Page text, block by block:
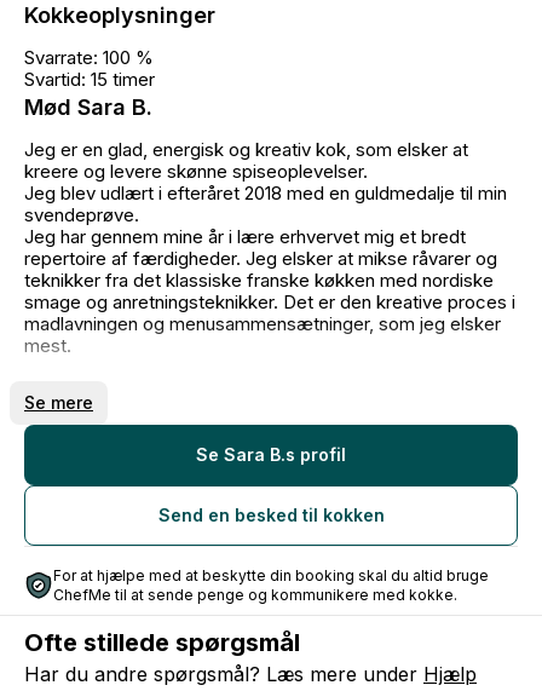
Kokkeoplysninger
Svarrate: 100 %
Svartid: 15 timer
Mød Sara B.
Jeg er en glad, energisk og kreativ kok, som elsker at
kreere og levere skønne spiseoplevelser.
Jeg blev udlært i efteråret 2018 med en guldmedalje til min
svendeprøve.
Jeg har gennem mine år i lære erhvervet mig et bredt
repertoire af færdigheder. Jeg elsker at mikse råvarer og
teknikker fra det klassiske franske køkken med nordiske
smage og anretningsteknikker. Det er den kreative proces i
madlavningen og menusammensætninger, som jeg elsker
mest.
kager også en helt særlig plads i mit hjerte. Jeg har altid
arbejdet ekstra fokuseret og intensivt i det søde køkken,
og det hele kulminerede i marts 2018, hvor jeg til DM i
chokolade kom hjem med en sølvmedalje.
Efter min uddannelse hr jeg arbejdet på både Bib Gourmand
restauranter, som volontør på Alchemist og haft eget firma
Til dagligt arbejder jeg ved Timm Vladimirs Køkken som
kok, underviser og gastronomisk udvikler.
Jeg har også mit eget firma "Taste of Time" hvor jeg laver
historisk madformidling, middage og brygger mjød. Følg
med på Instagram @tasteoftime.dk
Se mere
Se Sara B.s profil
Send en besked til kokken
For at hjælpe med at beskytte din booking skal du altid bruge
ChefMe til at sende penge og kommunikere med kokke.
Ofte stillede spørgsmål
Har du andre spørgsmål? Læs mere under Hjælp